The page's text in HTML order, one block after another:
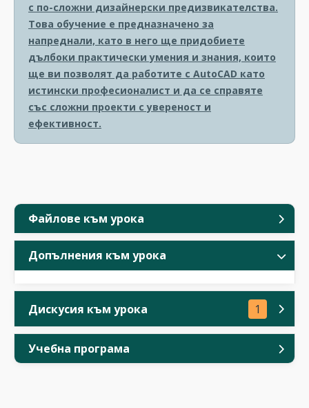
Файлове към урока
Допълнения към урока
Дискусия към урока 1
Учебна програма
с по-сложни дизайнерски предизвикателства.
Това обучение е предназначено за
напреднали, като в него ще придобиете
дълбоки практически умения и знания, които
ще ви позволят да работите с AutoCAD като
истински професионалист и да се справяте
със сложни проекти с увереност и
ефективност.